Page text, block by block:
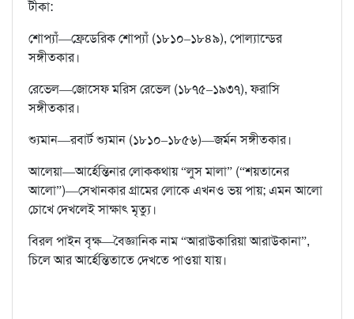
টীকা:
শোপ্যাঁ—ফ্রেডেরিক শোপ্যাঁ (১৮১০–১৮৪৯), পোল্যান্ডের
সঙ্গীতকার।
রেভেল—জোসেফ মরিস রেভেল (১৮৭৫–১৯৩৭), ফরাসি
সঙ্গীতকার।
শ্যুমান—রবার্ট শ্যুমান (১৮১০–১৮৫৬)—জর্মন সঙ্গীতকার।
আলেয়া—আর্হেন্তিনার লোককথায় “লুস মালা” (“শয়তানের
আলো”)—সেখানকার গ্রামের লোকে এখনও ভয় পায়; এমন আলো
চোখে দেখলেই সাক্ষাৎ মৃত্যু।
বিরল পাইন বৃক্ষ—বৈজ্ঞানিক নাম “আরাউকারিয়া আরাউকানা”,
চিলে আর আর্হেন্তিতাতে দেখতে পাওয়া যায়।